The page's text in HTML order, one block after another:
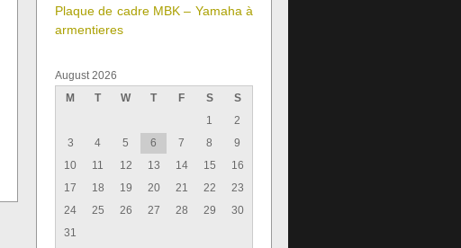
Plaque de cadre MBK – Yamaha à
armentieres
August 2026
M
T W T F S S
1
2
3
4 5 6 7 8
9
10
11 12 13 14 15
16
17
18 19 20 21 22
23
24
25 26 27 28 29
30
31